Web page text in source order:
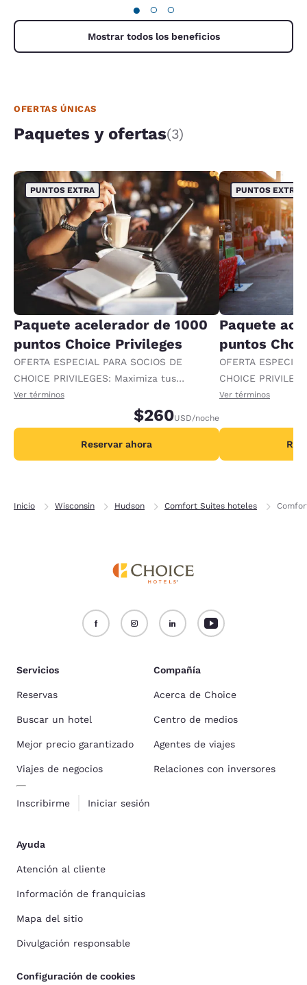
● ○ ○
Mostrar todos los beneficios
OFERTAS ÚNICAS
Paquetes y ofertas(3)
PUNTOS EXTRA
Paquete acelerador de 1000
puntos Choice Privileges
OFERTA ESPECIAL PARA SOCIOS DE
CHOICE PRIVILEGES: Maximiza tus
recompensas al recibir 1000 puntos
Ver términos
$260USD/noche
Reservar ahora
PUNTOS EXTRA
Paquete
puntos
OFERTA
CHOICE
recompensas al
Ver términos
Inicio Wisconsin Hudson Comfort Suites hoteles
Servicios
Reservas
Buscar un hotel
Mejor precio garantizado
Viajes de negocios
Inscribirme Iniciar sesión
Compañía
Acerca de Choice
Centro de medios
Agentes de viajes
Relaciones con inversores
Ayuda
Atención al cliente
Información de franquicias
Mapa del sitio
Divulgación responsable
Configuración de cookies